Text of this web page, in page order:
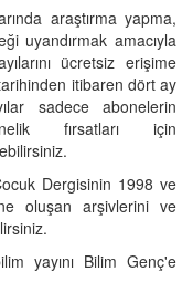
araştırma yapma,
uyandırmak amacıyla
ücretsiz erişime
itibaren dört ay
sadece abonelerin
fırsatları için
Dergisinin 1998 ve
oluşan arşivlerini ve
yayını Bilim Genç'e